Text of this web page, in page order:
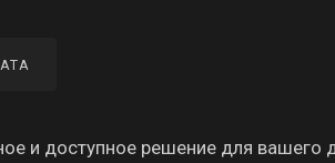
4
и доступное решение для вашего